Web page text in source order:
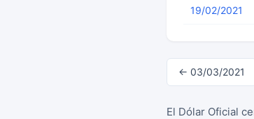
19/02/2021
← 03/03/2021
El Dólar Oficial